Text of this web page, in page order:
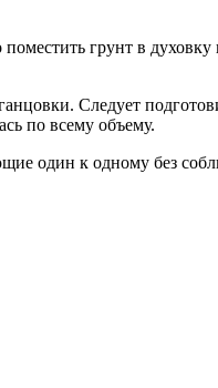
грунт в
Следует
по всему объему.
один к одному без